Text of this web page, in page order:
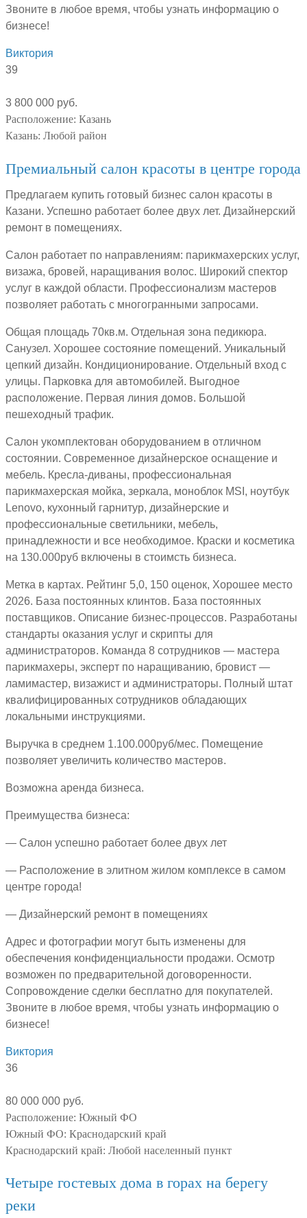
Звоните в любое время, чтобы узнать информацию о
бизнесе!
Виктория
39
3 800 000 руб.
Расположение: Казань
Казань: Любой район
Премиальный салон красоты в центре города
Предлагаем купить готовый бизнес салон красоты в
Казани. Успешно работает более двух лет. Дизайнерский
ремонт в помещениях.
Салон работает по направлениям: парикмахерских услуг,
визажа, бровей, наращивания волос. Широкий спектор
услуг в каждой области. Профессионализм мастеров
позволяет работать с многогранными запросами.
Общая площадь 70кв.м. Отдельная зона педикюра.
Санузел. Хорошее состояние помещений. Уникальный
цепкий дизайн. Кондиционирование. Отдельный вход с
улицы. Парковка для автомобилей. Выгодное
расположение. Первая линия домов. Большой
пешеходный трафик.
Салон укомплектован оборудованием в отличном
состоянии. Современное дизайнерское оснащение и
мебель. Кресла-диваны, профессиональная
парикмахерская мойка, зеркала, моноблок MSI, ноутбук
Lenovo, кухонный гарнитур, дизайнерские и
профессиональные светильники, мебель,
принадлежности и все необходимое. Краски и косметика
на 130.000руб включены в стоимсть бизнеса.
Метка в картах. Рейтинг 5,0, 150 оценок, Хорошее место
2026. База постоянных клинтов. База постоянных
поставщиков. Описание бизнес-процессов. Разработаны
стандарты оказания услуг и скрипты для
администраторов. Команда 8 сотрудников — мастера
парикмахеры, эксперт по наращиванию, бровист —
ламимастер, визажист и администраторы. Полный штат
квалифицированных сотрудников обладающих
локальными инструкциями.
Выручка в среднем 1.100.000руб/мес. Помещение
позволяет увеличить количество мастеров.
Возможна аренда бизнеса.
Преимущества бизнеса:
— Салон успешно работает более двух лет
— Расположение в элитном жилом комплексе в самом
центре города!
— Дизайнерский ремонт в помещениях
Адрес и фотографии могут быть изменены для
обеспечения конфиденциальности продажи. Осмотр
возможен по предварительной договоренности.
Сопровождение сделки бесплатно для покупателей.
Звоните в любое время, чтобы узнать информацию о
бизнесе!
Виктория
36
80 000 000 руб.
Расположение: Южный ФО
Южный ФО: Краснодарский край
Краснодарский край: Любой населенный пункт
Четыре гостевых дома в горах на берегу
реки